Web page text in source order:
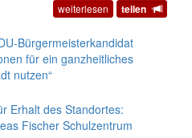
weiterlesen teilen
Bürgermeisterkandidat
für ein ganzheitliches
nutzen“
Erhalt des Standortes:
Fischer Schulzentrum